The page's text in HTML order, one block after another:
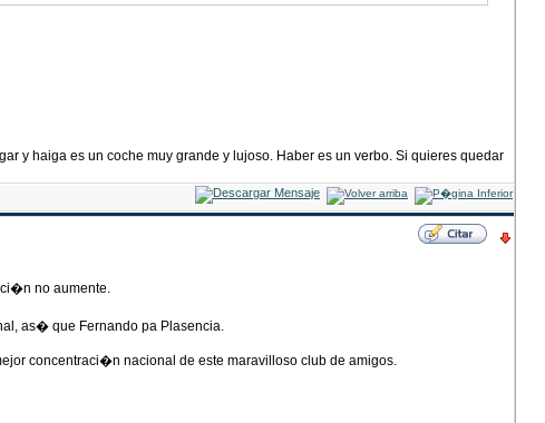
y haiga es un coche muy grande y lujoso. Haber es un verbo. Si quieres quedar
no aumente.
as� que Fernando pa Plasencia.
concentraci�n nacional de este maravilloso club de amigos.